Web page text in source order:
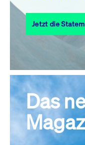
31
Jetzt die
Das